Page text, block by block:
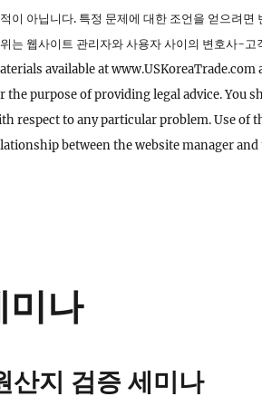
이 아닙니다. 특정 문제에 대한 조언을 얻으려
는 웹사이트 관리자와 사용자 사이의 변호사-
available at
the purpose of providing legal advice. You
respect to any particular problem. Use of
between the website manager and
미나
산지 검증 세미나